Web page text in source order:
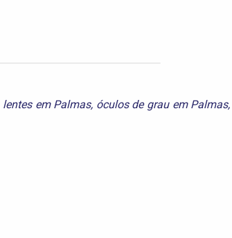
lentes em Palmas, óculos de grau em Palmas,